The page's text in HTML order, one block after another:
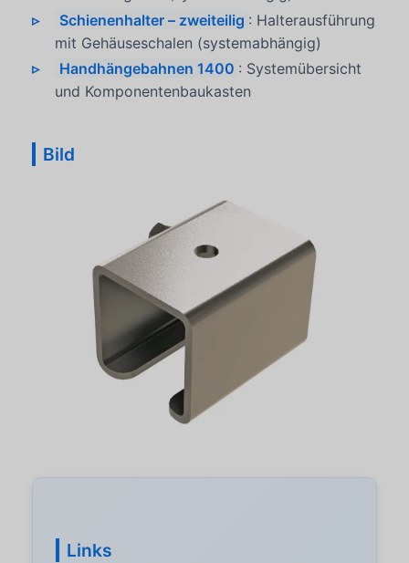
Schienenhalter – zweiteilig : Halterausführung
mit Gehäuseschalen (systemabhängig)
Handhängebahnen 1400 : Systemübersicht
und Komponentenbaukasten
Bild
Links